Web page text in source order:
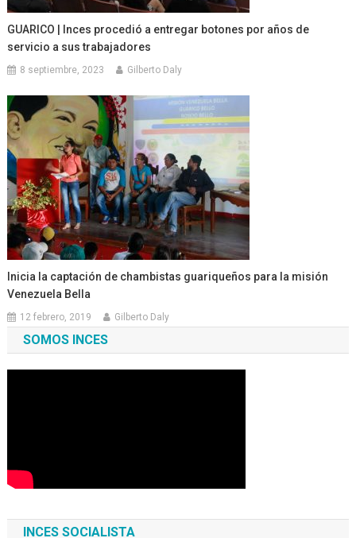
GUARICO | Inces procedió a entregar botones por años de
servicio a sus trabajadores
8 septiembre, 2023 Gilberto Daly
Inicia la captación de chambistas guariqueños para la misión
Venezuela Bella
12 febrero, 2019 Gilberto Daly
SOMOS INCES
INCES SOCIALISTA